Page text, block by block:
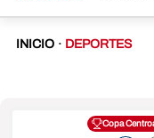
INICIO · DEPORTES
Copa